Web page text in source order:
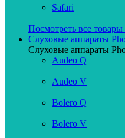
Safari
Посмотреть все товары
Слуховые аппараты
Слуховые аппараты
Audeo Q
Audeo V
Bolero Q
Bolero V